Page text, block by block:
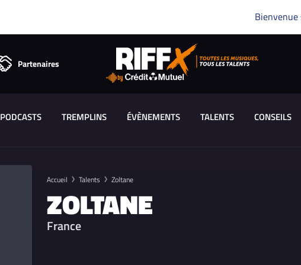
Bienvenue
Partenaires
PODCASTS TREMPLINS ÉVÈNEMENTS TALENTS CONSEILS
Accueil Talents Zoltane
ZOLTANE
France